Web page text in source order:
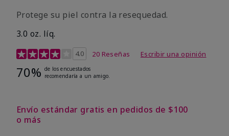
Protege su piel contra la resequedad.
3.0 oz. líq.
Calificación de clientes de 3,7 de 5
4.0 20 Reseñas Escribir una opinión
70% de los encuestados
recomendaría a un amigo.
Envío estándar gratis en pedidos de $100
o más